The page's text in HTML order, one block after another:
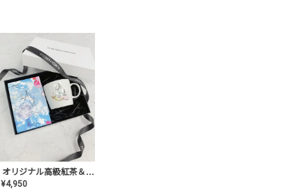
オリジナル高級紅茶＆マグカップ ギフト【AT-GF-02】ギフトセット/プレゼント/内祝い/結婚式/ハーブティー/高品質/マグカップ/食器/記念日/お返し/手土産/美容/おしゃれ
¥4,950